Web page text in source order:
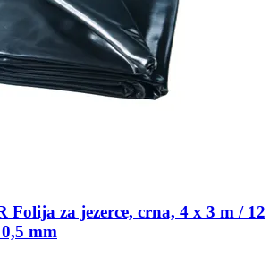
Folija za jezerce, crna, 4 x 3 m / 12
mm